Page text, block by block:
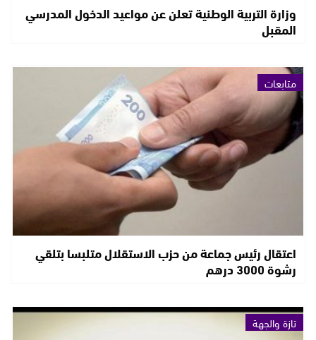
وزارة التربية الوطنية تعلن عن مواعيد الدخول المدرسي
المقبل
متابعات
اعتقال رئيس جماعة من حزب الاستقلال متلبسا بتلقي
رشوة 3000 درهم
تازة والجهة